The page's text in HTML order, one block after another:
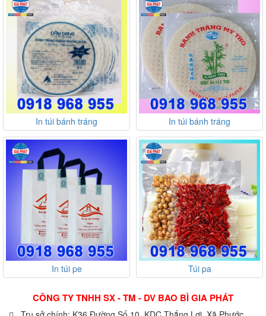
In túi bánh tráng In túi bánh tráng
In túi pe Túi pa
CÔNG TY TNHH SX - TM - DV BAO BÌ GIA PHÁT